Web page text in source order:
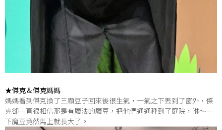
★傑克＆傑克媽媽
媽媽看到傑克換了三顆豆子回來後很生氣，一氣之下丟到了窗外，傑
克卻一直很相信那是有魔法的魔豆，把他們通通種到了庭院，咻～一
下魔豆竟然馬上就長大了。